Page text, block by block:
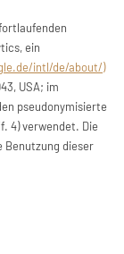
ein
intl/de/about/)
USA; im
pseudonymisierte
4) verwendet. Die
Benutzung dieser